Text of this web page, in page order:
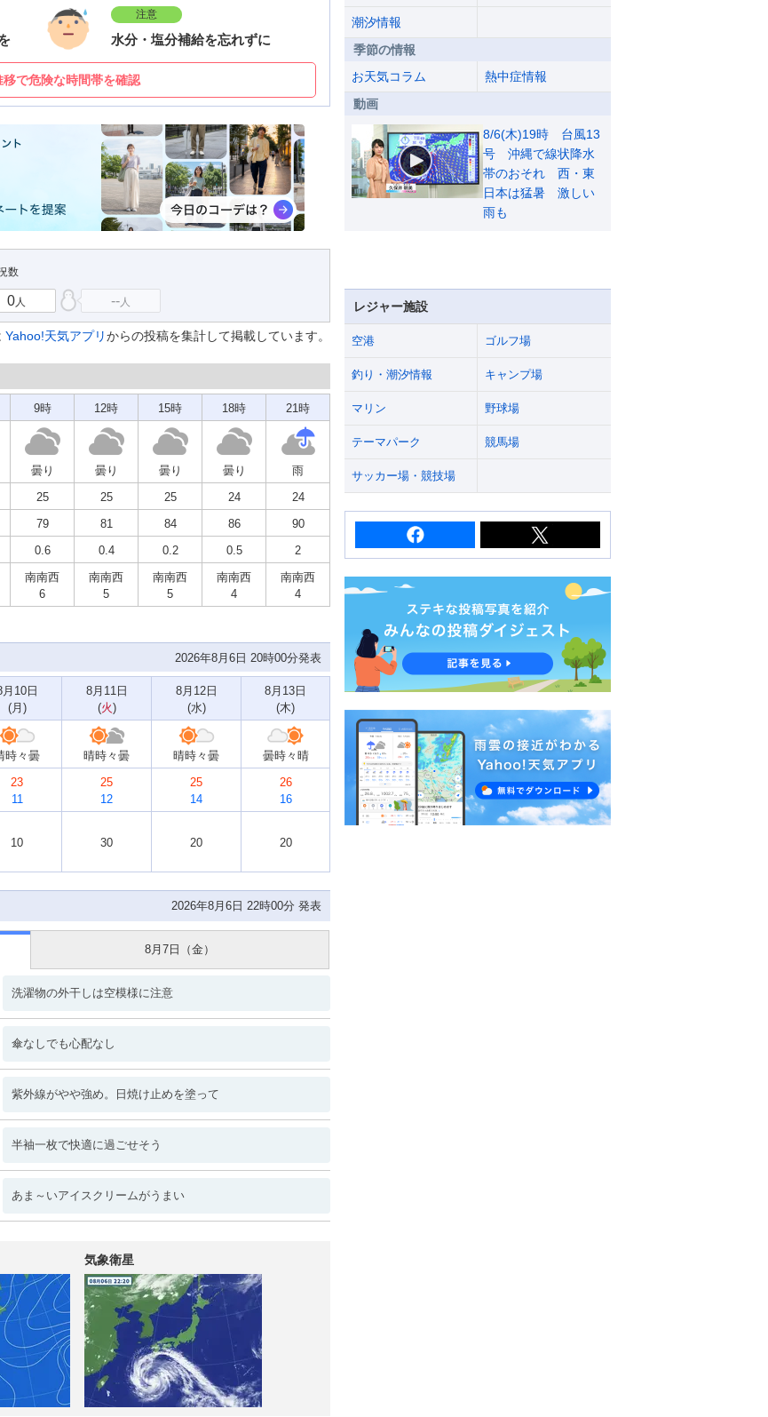
注意
水分・塩分補給を忘れずに
移で危険な時間帯を確認
数
0人 -- 人
Yahoo!天気アプリからの投稿を集計して掲載しています。
9時 12時 15時 18時 21時
曇り 曇り 曇り 曇り
雨
25 25 25 24
24
79 81 84 86
90
0.6 0.4 0.2 0.5
2
南南西
6
南南西
5
南南西
5
南南西
4
南南西
4
2026年8月6日 20時00分発表
月10日
(月 )
8月11日
(火)
8月12日
(水)
8月13日
(木)
時々曇 晴時々曇 晴時々曇
曇時々晴
23
11
25
12
25
14
26
16
10 30 20 20
2026年8月6日 22時00分 発表
8月7日（金 ）
洗濯物の外干しは空模様に注意
傘なしでも心配なし
紫外線がやや強め。日焼け止めを塗って
半袖一枚で快適に過ごせそう
あま～いアイスクリームがうまい
気象衛星
潮汐情報
季節の情報
お天気コラム
熱中症情報
動画
8/6(木)19時 台風13
号 沖縄で線状降水
帯のおそれ 西・東
日本は猛暑 激しい
雨も
レジャー施設
空港 ゴルフ場
釣り・潮汐情報 キャンプ場
マリン 野球場
テーマパーク 競馬場
サッカー場・競技場